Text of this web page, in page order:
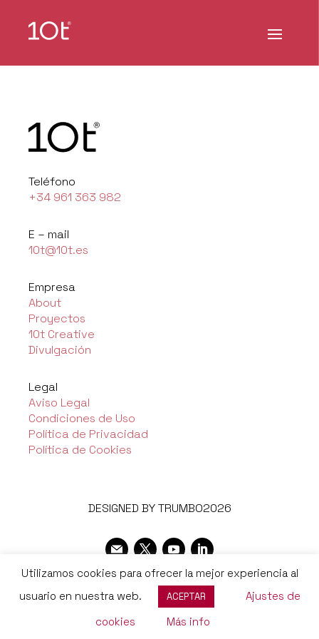
Teléfono
+34 961 363 982
E – mail
10t@10t.es
Empresa
About
Proyectos
10t Creative
Divulgación
Legal
Aviso Legal
Condiciones de Uso
Política de Privacidad
Política de Cookies
DESIGNED BY TRUMBO2026
Utilizamos cookies para ofrecer la mejor experiencia al
usuario en nuestra web.
ACEPTAR
Ajustes de
cookies
Más info